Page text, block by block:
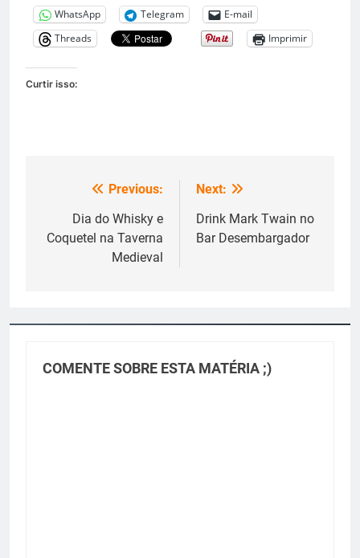
WhatsApp Telegram
E-mail
Threads
Imprimir
Curtir isso:
Navegação
Post
Previous:
Dia do Whisky e
Coquetel na Taverna
Medieval
Next:
Drink Mark Twain no
Bar Desembargador
COMENTE SOBRE ESTA MATÉRIA ;)